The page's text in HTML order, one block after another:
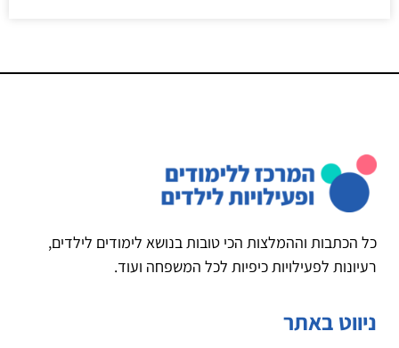
כל הכתבות וההמלצות הכי טובות בנושא לימודים לילדים,
רעיונות לפעילויות כיפיות לכל המשפחה ועוד.
ניווט באתר